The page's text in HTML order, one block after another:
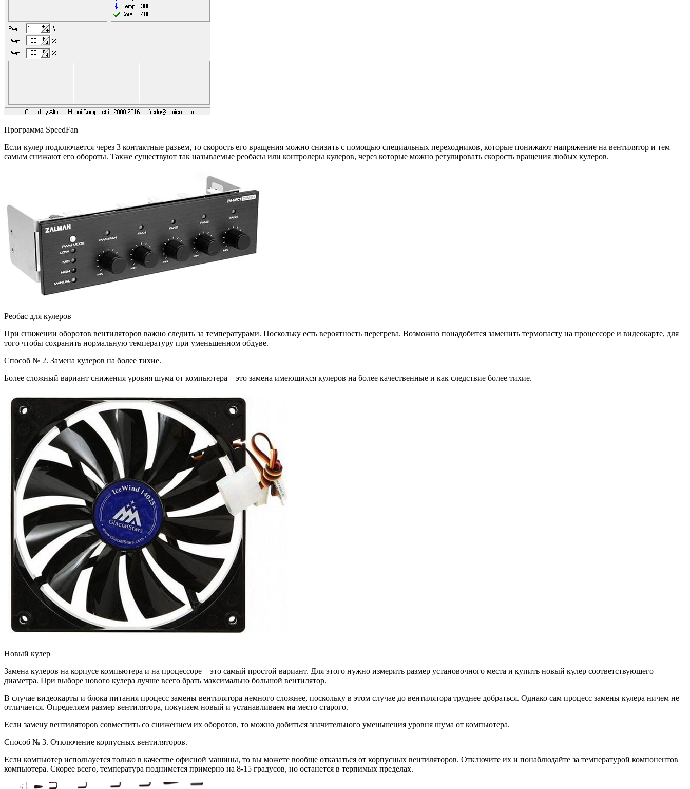
Программа SpeedFan
Если кулер подключается через 3 контактные разъем, то скорость его вращения можно снизить с помощью специальных переходников, которые понижают напряжение на вентилятор и тем
самым снижают его обороты. Также существуют так называемые реобасы или контролеры кулеров, через которые можно регулировать скорость вращения любых кулеров.
Реобас для кулеров
При снижении оборотов вентиляторов важно следить за температурами. Поскольку есть вероятность перегрева. Возможно понадобится заменить термопасту на процессоре и видеокарте, для
того чтобы сохранить нормальную температуру при уменьшенном обдуве.
Способ № 2. Замена кулеров на более тихие.
Более сложный вариант снижения уровня шума от компьютера – это замена имеющихся кулеров на более качественные и как следствие более тихие.
Новый кулер
Замена кулеров на корпусе компьютера и на процессоре – это самый простой вариант. Для этого нужно измерить размер установочного места и купить новый кулер соответствующего
диаметра. При выборе нового кулера лучше всего брать максимально большой вентилятор.
В случае видеокарты и блока питания процесс замены вентилятора немного сложнее, поскольку в этом случае до вентилятора труднее добраться. Однако сам процесс замены кулера ничем не
отличается. Определяем размер вентилятора, покупаем новый и устанавливаем на место старого.
Если замену вентиляторов совместить со снижением их оборотов, то можно добиться значительного уменьшения уровня шума от компьютера.
Способ № 3. Отключение корпусных вентиляторов.
Если компьютер используется только в качестве офисной машины, то вы можете вообще отказаться от корпусных вентиляторов. Отключите их и понаблюдайте за температурой компонентов
компьютера. Скорее всего, температура поднимется примерно на 8-15 градусов, но останется в терпимых пределах.